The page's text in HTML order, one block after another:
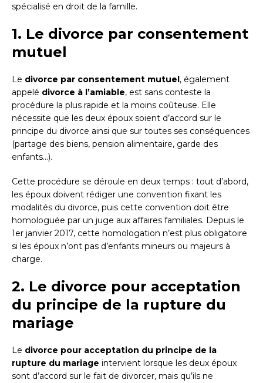
spécialisé en droit de la famille.
1. Le divorce par consentement
mutuel
Le divorce par consentement mutuel, également
appelé divorce à l’amiable, est sans conteste la
procédure la plus rapide et la moins coûteuse. Elle
nécessite que les deux époux soient d’accord sur le
principe du divorce ainsi que sur toutes ses conséquences
(partage des biens, pension alimentaire, garde des
enfants…).
Cette procédure se déroule en deux temps : tout d’abord,
les époux doivent rédiger une convention fixant les
modalités du divorce, puis cette convention doit être
homologuée par un juge aux affaires familiales. Depuis le
1er janvier 2017, cette homologation n’est plus obligatoire
si les époux n’ont pas d’enfants mineurs ou majeurs à
charge.
2. Le divorce pour acceptation
du principe de la rupture du
mariage
Le divorce pour acceptation du principe de la
rupture du mariage intervient lorsque les deux époux
sont d’accord sur le fait de divorcer, mais qu’ils ne